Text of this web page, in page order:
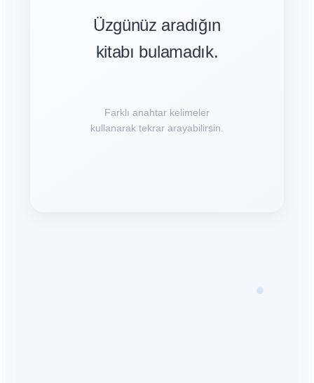
Üzgünüz aradığın
kitabı bulamadık.
Farklı anahtar kelimeler
kullanarak tekrar arayabilirsin.